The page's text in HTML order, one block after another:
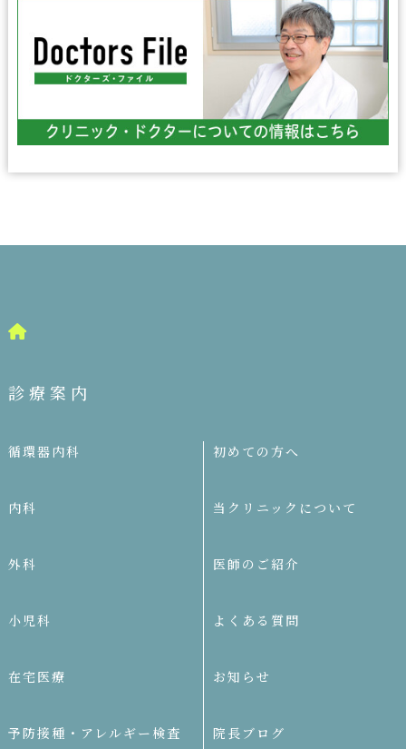
診療案内
循環器内科
内科
外科
小児科
在宅医療
予防接種・アレルギー検査
初めての方へ
当クリニックについて
医師のご紹介
よくある質問
お知らせ
院長ブログ